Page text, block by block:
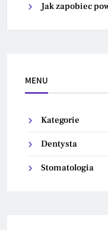
Jak zapobiec
MENU
Kategorie
Dentysta
Stomatologia